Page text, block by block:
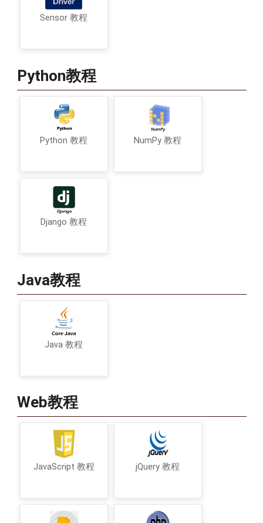
Sensor 教程
Python教程
Python 教程 NumPy 教程
Django 教程
Java教程
Java 教程
Web教程
JavaScript 教程 jQuery 教程